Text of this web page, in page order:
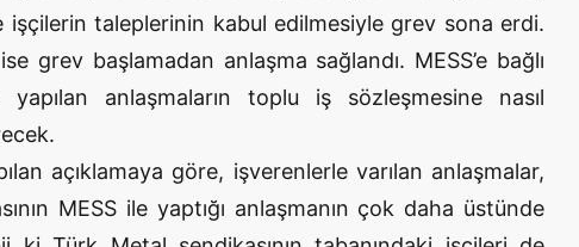
işçilerin taleplerinin kabul edilmesiyle grev sona erdi.
grev başlamadan anlaşma sağlandı. MESS’e bağlı
anlaşmaların toplu iş sözleşmesine nasıl
açıklamaya göre, işverenlerle varılan anlaşmalar,
MESS ile yaptığı anlaşmanın çok daha üstünde